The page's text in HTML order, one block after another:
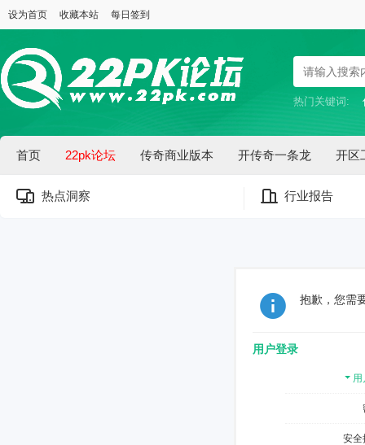
设为首页 收藏本站 每日签到
热门关键词:
首页 22pk论坛 传奇商业版本 开传奇一条龙 开区
热点洞察 行业报告
抱歉，您需
用户登录
用
安全